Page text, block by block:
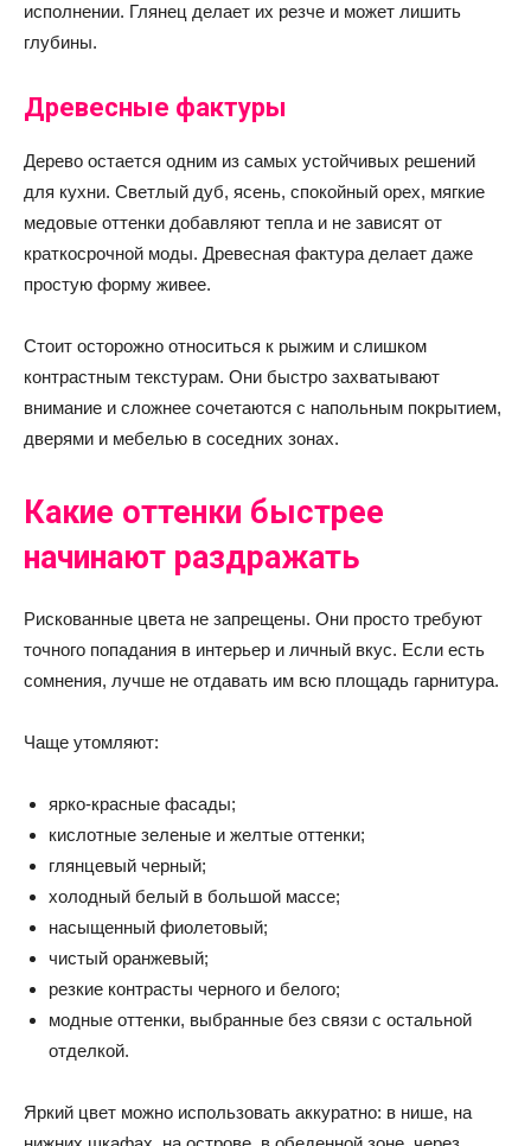
исполнении. Глянец делает их резче и может лишить
глубины.
Древесные фактуры
Дерево остается одним из самых устойчивых решений
для кухни. Светлый дуб, ясень, спокойный орех, мягкие
медовые оттенки добавляют тепла и не зависят от
краткосрочной моды. Древесная фактура делает даже
простую форму живее.
Стоит осторожно относиться к рыжим и слишком
контрастным текстурам. Они быстро захватывают
внимание и сложнее сочетаются с напольным покрытием,
дверями и мебелью в соседних зонах.
Какие оттенки быстрее
начинают раздражать
Рискованные цвета не запрещены. Они просто требуют
точного попадания в интерьер и личный вкус. Если есть
сомнения, лучше не отдавать им всю площадь гарнитура.
Чаще утомляют:
ярко-красные фасады;
кислотные зеленые и желтые оттенки;
глянцевый черный;
холодный белый в большой массе;
насыщенный фиолетовый;
чистый оранжевый;
резкие контрасты черного и белого;
модные оттенки, выбранные без связи с остальной
отделкой.
Яркий цвет можно использовать аккуратно: в нише, на